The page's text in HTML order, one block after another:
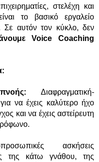
στελέχη και
το βασικό εργαλείο
Σε αυτόν τον κύκλο, δεν
Voice Coaching
Διαφραγματική-
να έχεις καλύτερο ήχο
και να έχεις αστείρευτη
ασκήσεις
της κάτω γνάθου, της